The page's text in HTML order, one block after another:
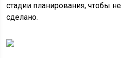
стадии планирования, чтобы
сделано.